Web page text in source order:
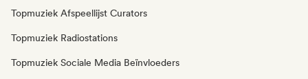
Topmuziek Afspeellijst Curators
Topmuziek Radiostations
Topmuziek Sociale Media Beïnvloeders